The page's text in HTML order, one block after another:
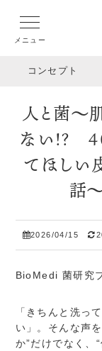
メニュー
コンセプト
人と菌～
ない!?
てほしい
話
2026/04/15
BioMedi 菌研究
「きちんと洗っ
い」。そんな声
か”だけでなく、